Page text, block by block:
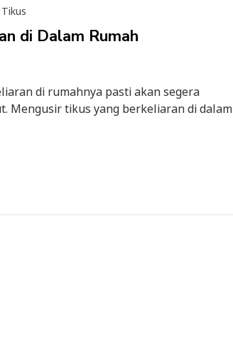
Tikus
di Dalam Rumah
di rumahnya pasti akan segera
Mengusir tikus yang berkeliaran di dalam